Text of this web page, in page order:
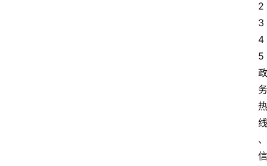
2
3
4
5
政
务
热
线
、
信